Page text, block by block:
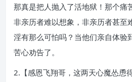
那真是把人抛入了活地狱！那个痛
非亲历者难以想象，非亲历者甚至
淫有那么可怕吗？当他们亲自体验
苦心劝告了。
2.【感恩飞翔哥，这两天心魔怂恿